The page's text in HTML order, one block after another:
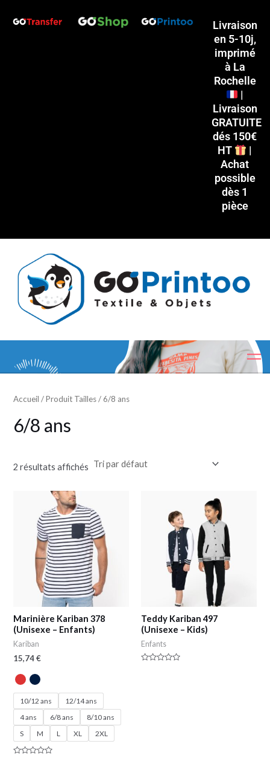
Livraison
en 5-10j,
imprimé
à La
Rochelle
|
Livraison
GRATUITE
dés 150€
HT
|
Achat
possible
dès 1
pièce
Accueil / Produit Tailles / 6/8 ans
6/8 ans
2 résultats affichés
Marinière Kariban 378
(Unisexe – Enfants)
Kariban
15,74€
10/12 ans
12/14 ans
4 ans
6/8 ans
8/10 ans
S
M L XL 2XL
Teddy Kariban 497
(Unisexe – Kids)
Enfants